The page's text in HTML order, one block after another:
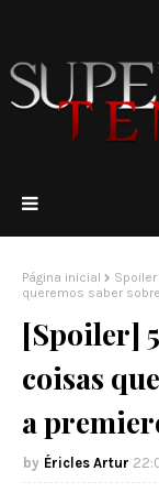
Página inicial Spoiler
queremos saber
[Spoiler]
coisas
a
Éricles Artur